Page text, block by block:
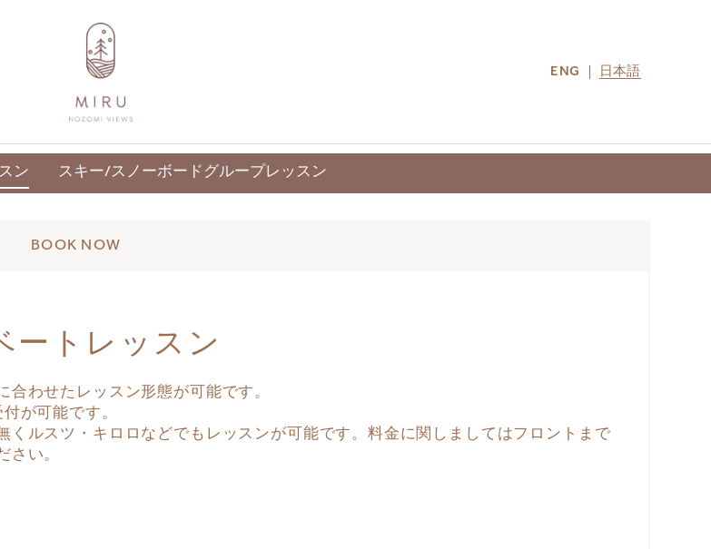
ENG 日本語
GUEST SERVICES CONTACT US
ン スキー/スノーボードグループレッスン
BOOK NOW
ートレッスン
合わせたレッスン形態が可能です。
が可能です。
くルスツ・キロロなどでもレッスンが可能です。料金に関しましてはフロントまで
さい。